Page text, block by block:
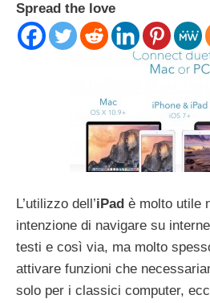
Spread the love
L’utilizzo dell’iPad è molto utile
intenzione di navigare su
testi e così via, ma molto
attivare funzioni che
solo per i classici computer,